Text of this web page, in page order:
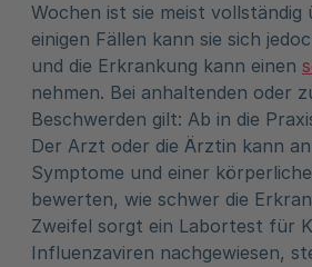
Wochen ist sie meist vollständig
einigen Fällen kann sie sich
und die Erkrankung kann einen
nehmen. Bei anhaltenden oder
Beschwerden gilt: Ab in die
Der Arzt oder die Ärztin kann
Symptome und einer
bewerten, wie schwer die
Zweifel sorgt ein Labortest für
Influenzaviren nachgewiesen,